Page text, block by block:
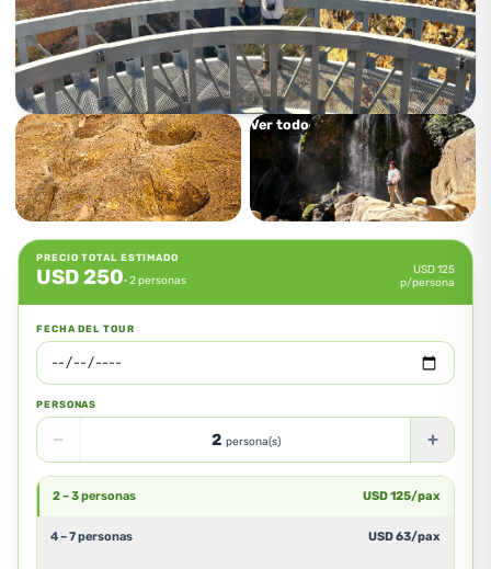
Ver todo
PRECIO TOTAL ESTIMADO
USD250· 2 personas
USD125
p/persona
FECHA DEL TOUR
PERSONAS
− 2 persona(s) +
2 – 3 personas USD125/pax
4 – 7 personas USD63/pax